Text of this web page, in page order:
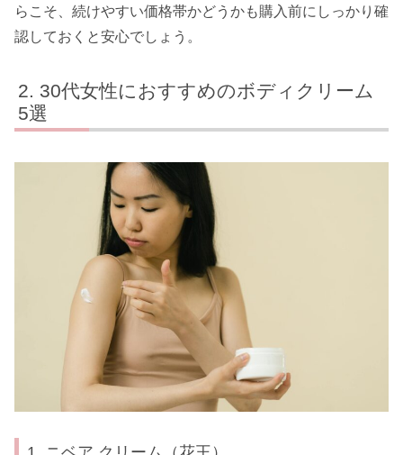
らこそ、続けやすい価格帯かどうかも購入前にしっかり確
認しておくと安心でしょう。
30代女性におすすめのボディクリーム
5選